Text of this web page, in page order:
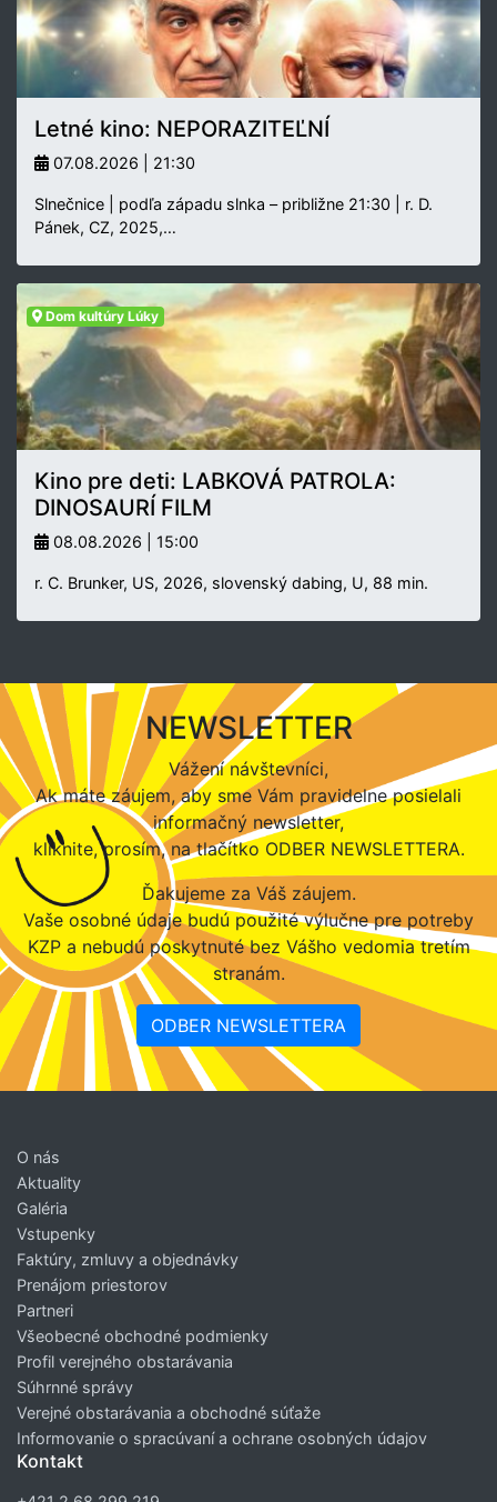
Letné kino: NEPORAZITEĽNÍ
07.08.2026 | 21:30
Slnečnice | podľa západu slnka – približne 21:30 | r. D.
Pánek, CZ, 2025,…
Dom kultúry Lúky
Kino pre deti: LABKOVÁ PATROLA:
DINOSAURÍ FILM
08.08.2026 | 15:00
r. C. Brunker, US, 2026, slovenský dabing, U, 88 min.
NEWSLETTER
Vážení návštevníci,
Ak máte záujem, aby sme Vám pravidelne posielali
informačný newsletter,
kliknite, prosím, na tlačítko ODBER NEWSLETTERA.
Ďakujeme za Váš záujem.
Vaše osobné údaje budú použité výlučne pre potreby
KZP a nebudú poskytnuté bez Vášho vedomia tretím
stranám.
ODBER NEWSLETTERA
O nás
Aktuality
Galéria
Vstupenky
Faktúry, zmluvy a objednávky
Prenájom priestorov
Partneri
Všeobecné obchodné podmienky
Profil verejného obstarávania
Súhrnné správy
Verejné obstarávania a obchodné súťaže
Informovanie o spracúvaní a ochrane osobných údajov
Kontakt